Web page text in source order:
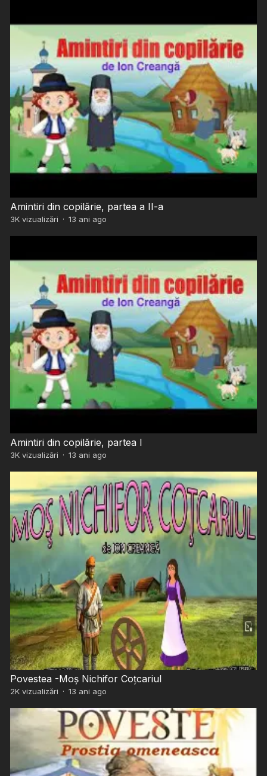
Amintiri din copilărie, partea a II-a
3Kvizualizări · 13 ani ago
Amintiri din copilărie, partea I
3Kvizualizări · 13 ani ago
Povestea -Moş Nichifor Coţcariul
2Kvizualizări · 13 ani ago